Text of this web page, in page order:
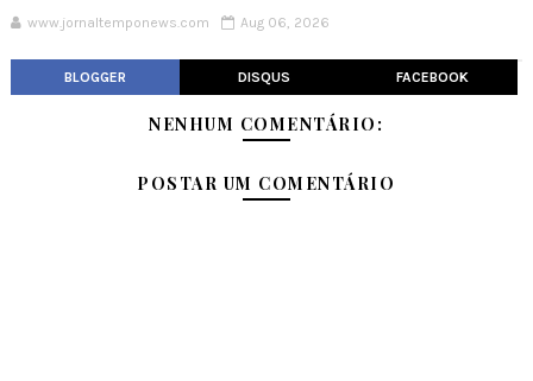
www.jornaltemponews.com Aug 06, 2026
BLOGGER DISQUS FACEBOOK
NENHUM COMENTÁRIO:
POSTAR UM COMENTÁRIO